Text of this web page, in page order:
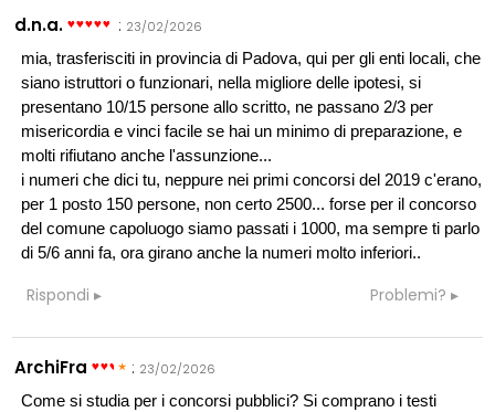
d.n.a. : 23/02/2026
mia, trasferisciti in provincia di Padova, qui per gli enti locali, che
siano istruttori o funzionari, nella migliore delle ipotesi, si
presentano 10/15 persone allo scritto, ne passano 2/3 per
misericordia e vinci facile se hai un minimo di preparazione, e
molti rifiutano anche l'assunzione...
i numeri che dici tu, neppure nei primi concorsi del 2019 c'erano,
per 1 posto 150 persone, non certo 2500... forse per il concorso
del comune capoluogo siamo passati i 1000, ma sempre ti parlo
di 5/6 anni fa, ora girano anche la numeri molto inferiori..
Rispondi Problemi?
ArchiFra : 23/02/2026
Come si studia per i concorsi pubblici? Si comprano i testi